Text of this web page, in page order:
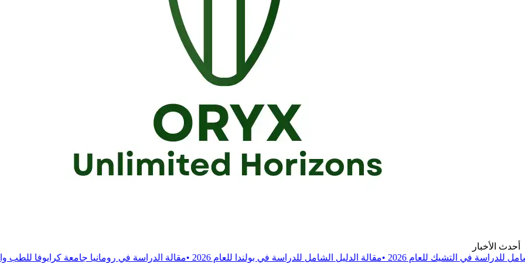
أحدث الأخبار
2026
•مقالة الدليل الشامل للدراسة في بولندا للعام 2026 •مقالة الدراسة في رومانيا جامعة كرايوفا للطب والصيدلة •مقالة